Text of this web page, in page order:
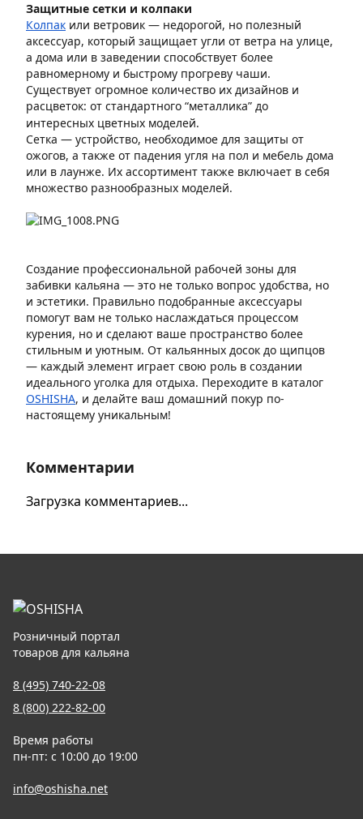
Защитные сетки и колпаки
Колпак или ветровик — недорогой, но полезный
аксессуар, который защищает угли от ветра на улице,
а дома или в заведении способствует более
равномерному и быстрому прогреву чаши.
Существует огромное количество их дизайнов и
расцветок: от стандартного “металлика” до
интересных цветных моделей.
Сетка — устройство, необходимое для защиты от
ожогов, а также от падения угля на пол и мебель дома
или в лаунже. Их ассортимент также включает в себя
множество разнообразных моделей.
Создание профессиональной рабочей зоны для
забивки кальяна — это не только вопрос удобства, но
и эстетики. Правильно подобранные аксессуары
помогут вам не только наслаждаться процессом
курения, но и сделают ваше пространство более
стильным и уютным. От кальянных досок до щипцов
— каждый элемент играет свою роль в создании
идеального уголка для отдыха. Переходите в каталог
OSHISHA, и делайте ваш домашний покур по-
настоящему уникальным!
Комментарии
Загрузка комментариев...
Розничный портал
товаров для кальяна
8 (495) 740-22-08
8 (800) 222-82-00
Время работы
пн-пт: с 10:00 до 19:00
info@oshisha.net